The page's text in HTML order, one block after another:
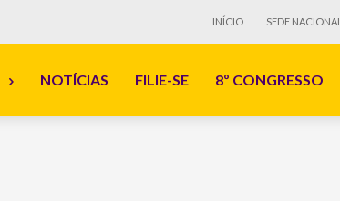
INÍCIO SEDE NACIONAL
NOTÍCIAS FILIE-SE 8º CONGRESSO